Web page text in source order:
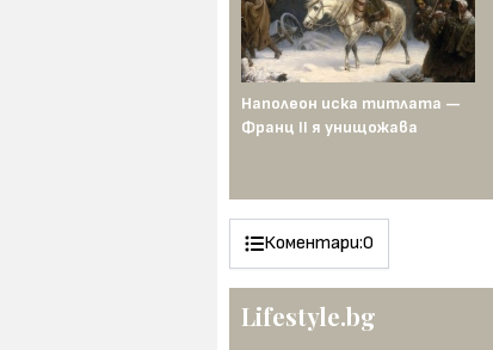
Наполеон иска титлата —
Франц II я унищожава
Коментари:0
Lifestyle.bg